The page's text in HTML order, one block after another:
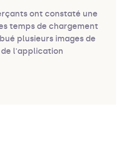
ont constaté une
temps de chargement
plusieurs images de
l'application